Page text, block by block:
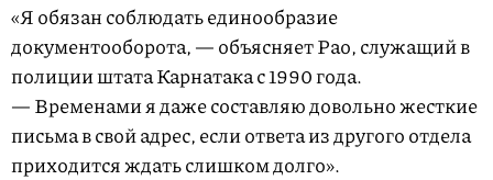
«Я обязан соблюдать единообразие
документооборота, — объясняет Рао, служащий в
полиции штата Карнатака с 1990 года.
— Временами я даже составляю довольно жесткие
письма в свой адрес, если ответа из другого отдела
приходится ждать слишком долго».